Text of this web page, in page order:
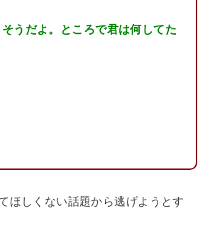
そうだよ。ところで君は何してた
ほしくない話題から逃げようとす